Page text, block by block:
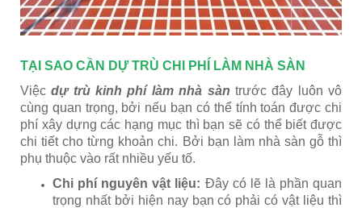
TẠI SAO CẦN DỰ TRÙ CHI PHÍ LÀM NHÀ SÀN
Việcdự trù kinh phí làm nhà sàn trước đây luôn vô
cùng quan trọng, bởi nếu bạn có thể tính toán được chi
phí xây dựng các hạng mục thì bạn sẽ có thể biết được
chi tiết cho từng khoản chi. Bởi bạn làm nhà sàn gỗ thì
phụ thuộc vào rất nhiều yếu tố.
Chi phí nguyên vật liệu: Đây có lẽ là phần quan
trọng nhất bởi hiện nay bạn có phải có vật liệu thì